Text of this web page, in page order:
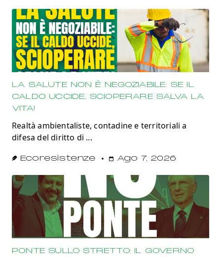
LA SALUTE NON È NEGOZIABILE: SE IL
CALDO UCCIDE, SCIOPERARE SALVA LA
VITA!
Realtà ambientaliste, contadine e territoriali a
difesa del diritto di ...
Ecoresistenze Ago 7, 2026
PONTE SULLO STRETTO: IL GOVERNO